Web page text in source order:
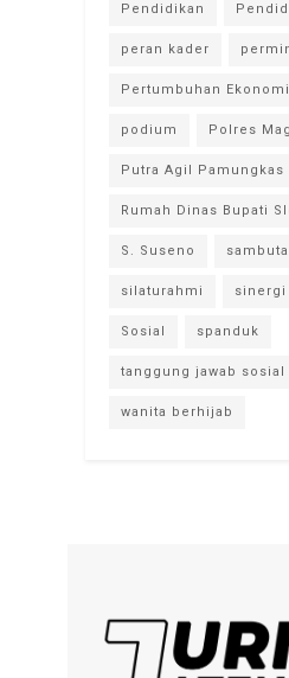
Pendidikan
peran kader
Pertumbuhan
podium Polres
Putra Agil Pamungkas
Rumah Dinas Bupati
S. Suseno
silaturahmi sinergi
Sosial spanduk
tanggung jawab sosial
wanita berhijab